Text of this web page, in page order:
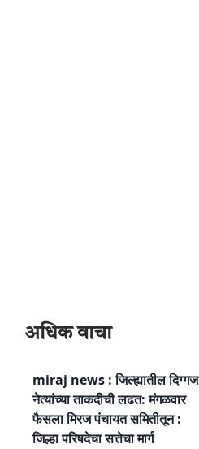
अधिक वाचा
miraj news : जिल्ह्यातील दिग्गज
नेत्यांच्या ताकदीची लढत: मंगळवार
फैसला मिरज पंचायत समितीतून :
जिल्हा परिषदेचा सत्तेचा मार्ग